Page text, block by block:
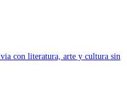
con literatura, arte y cultura sin